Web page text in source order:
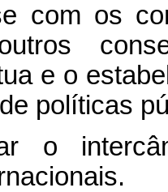
com os
e o
políticas
o